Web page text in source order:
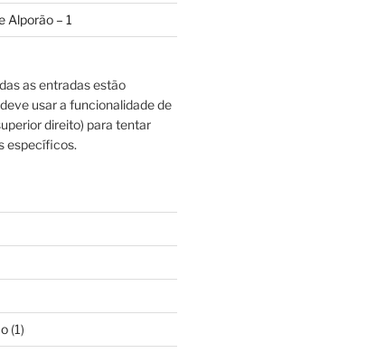
Alporão – 1
as entradas estão
usar a funcionalidade de
direito) para tentar
específicos.
(1)